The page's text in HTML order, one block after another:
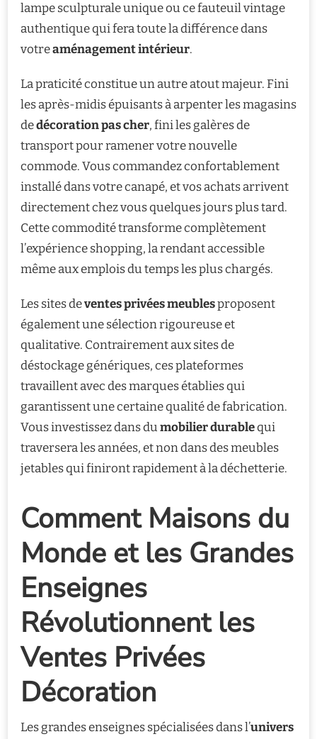
lampe sculpturale unique ou ce fauteuil vintage
authentique qui fera toute la différence dans
votreaménagement intérieur.
La praticité constitue un autre atout majeur. Fini
les après-midis épuisants à arpenter les magasins
dedécoration pas cher, fini les galères de
transport pour ramener votre nouvelle
commode. Vous commandez confortablement
installé dans votre canapé, et vos achats arrivent
directement chez vous quelques jours plus tard.
Cette commodité transforme complètement
l’expérience shopping, la rendant accessible
même aux emplois du temps les plus chargés.
Les sites deventes privées meublesproposent
également une sélection rigoureuse et
qualitative. Contrairement aux sites de
déstockage génériques, ces plateformes
travaillent avec des marques établies qui
garantissent une certaine qualité de fabrication.
Vous investissez dans dumobilier durablequi
traversera les années, et non dans des meubles
jetables qui finiront rapidement à la déchetterie.
Comment Maisons du
Monde et les Grandes
Enseignes
Révolutionnent les
Ventes Privées
Décoration
Les grandes enseignes spécialisées dans l’univers